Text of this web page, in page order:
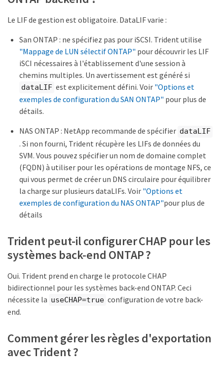
Le LIF de gestion est obligatoire. DataLIF varie :
San ONTAP : ne spécifiez pas pour iSCSI. Trident utilise
"Mappage de LUN sélectif ONTAP" pour découvrir les LIF
iSCI nécessaires à l'établissement d'une session à
chemins multiples. Un avertissement est généré si
dataLIF est explicitement défini. Voir "Options et
exemples de configuration du SAN ONTAP" pour plus de
détails.
NAS ONTAP : NetApp recommande de spécifier dataLIF
. Si non fourni, Trident récupère les LIFs de données du
SVM. Vous pouvez spécifier un nom de domaine complet
(FQDN) à utiliser pour les opérations de montage NFS, ce
qui vous permet de créer un DNS circulaire pour équilibrer
la charge sur plusieurs dataLIFs. Voir "Options et
exemples de configuration du NAS ONTAP"pour plus de
détails
Trident peut-il configurer CHAP pour les
systèmes back-end ONTAP ?
Oui. Trident prend en charge le protocole CHAP
bidirectionnel pour les systèmes back-end ONTAP. Ceci
nécessite la useCHAP=true configuration de votre back-
end.
Comment gérer les règles d'exportation
avec Trident ?